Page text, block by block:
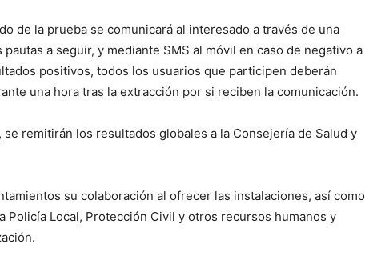
de la prueba se comunicará al interesado a través de una
a seguir, y mediante SMS al móvil en caso de negativo a
positivos, todos los usuarios que participen deberán
una hora tras la extracción por si reciben la comunicación.
remitirán los resultados globales a la Consejería de Salud y
su colaboración al ofrecer las instalaciones, así como
Policía Local, Protección Civil y otros recursos humanos y